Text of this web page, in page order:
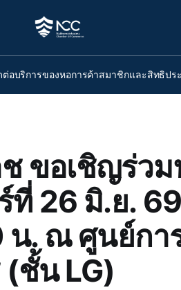
ต่อบริการของหอการค้าสมาชิกและสิทธิปร
ขอเชิญร่ว
26 มิ.ย. 69
. ณ ศูนย์กา
ชั้น LG)